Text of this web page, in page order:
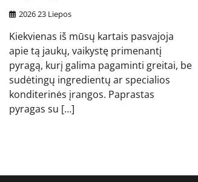
2026 23 Liepos
Kiekvienas iš mūsų kartais pasvajoja
apie tą jaukų, vaikystę primenantį
pyragą, kurį galima pagaminti greitai, be
sudėtingų ingredientų ar specialios
konditerinės įrangos. Paprastas
pyragas su […]